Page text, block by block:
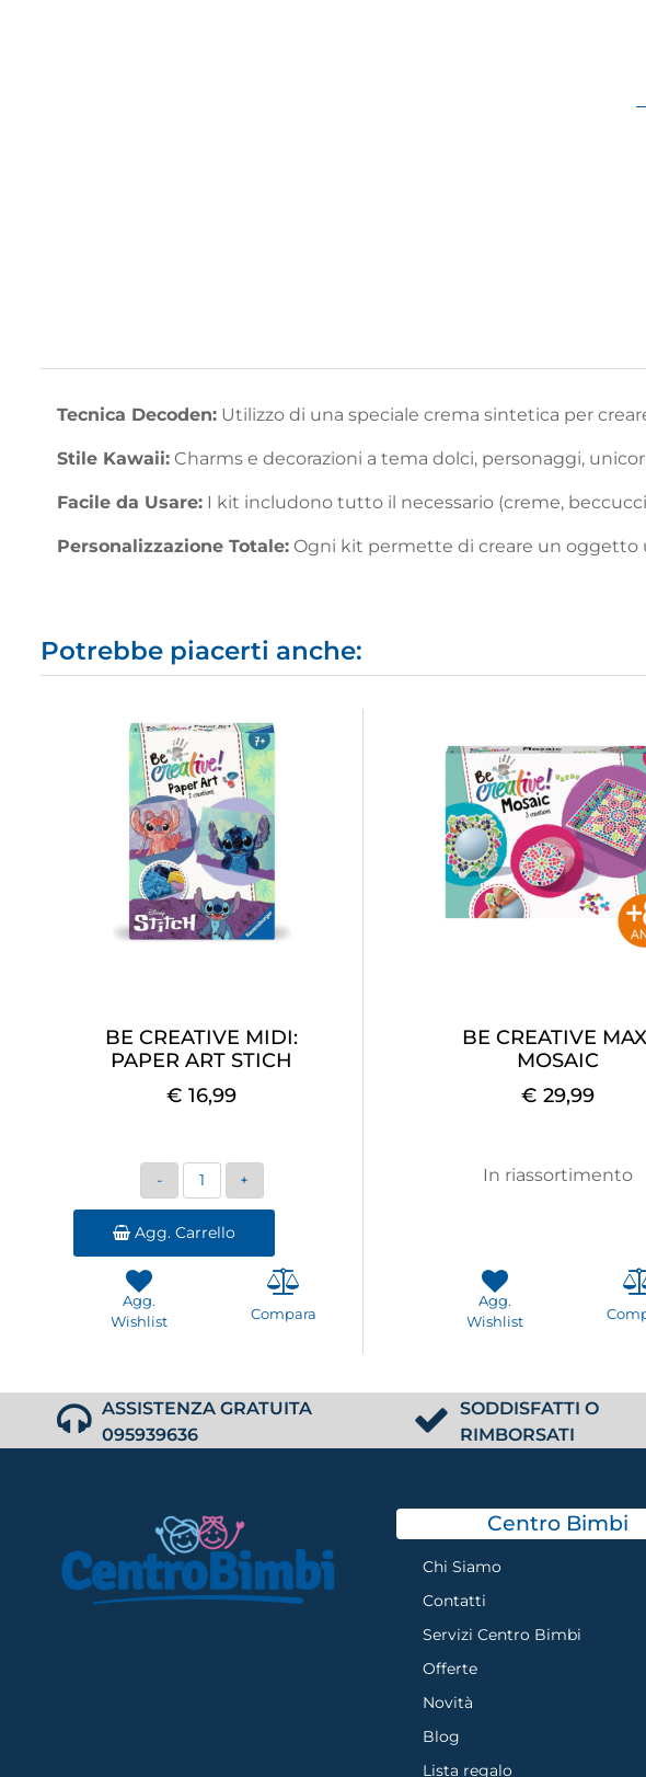
Tecnica Decoden: Utilizzo di una speciale crema sintetica per
Stile Kawaii: Charms e decorazioni a tema dolci, personaggi,
Facile da Usare: I kit includono tutto il necessario (creme,
Personalizzazione Totale: Ogni kit permette di creare un oggetto
Potrebbe piacerti anche:
BE CREATIVE MIDI:
PAPER ART STICH
€ 16,99
Quantità
Agg. Carrello
Agg.
Wishlist
Compara
BE CREATIVE
MOSAIC
€ 29,99
In riassortimento
Agg.
Wishlist
ASSISTENZA GRATUITA
095939636
SODDISFATTI O
RIMBORSATI
Centro Bimbi
Chi Siamo
Contatti
Servizi Centro Bimbi
Offerte
Novità
Blog
Lista regalo